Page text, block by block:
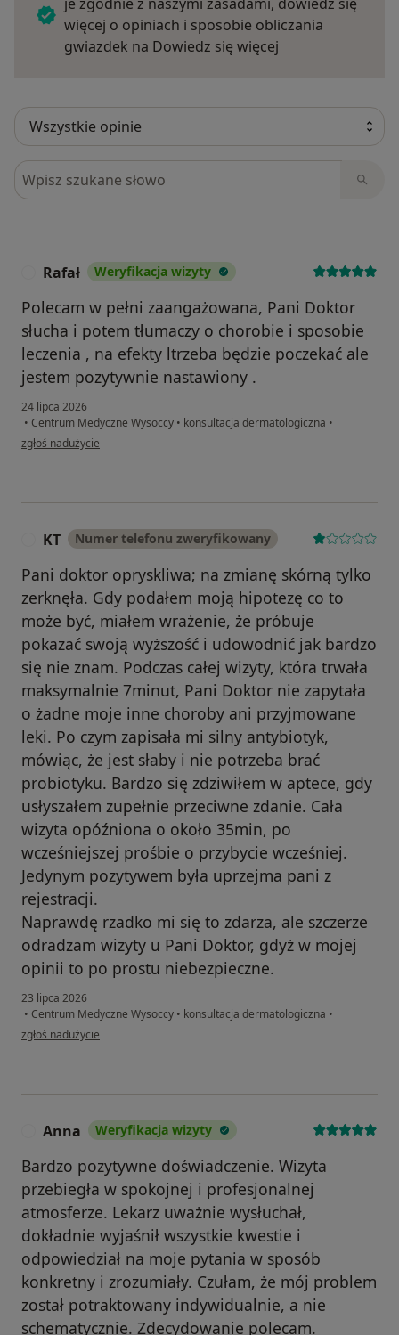
je zgodnie z naszymi zasadami, dowiedz się
więcej o opiniach i sposobie obliczania
gwiazdek na Dowiedz się więcej
Szukaj w opiniach
Rafał Weryfikacja wizyty
Polecam w pełni zaangażowana, Pani Doktor
słucha i potem tłumaczy o chorobie i sposobie
leczenia , na efekty ltrzeba będzie poczekać ale
jestem pozytywnie nastawiony .
24 lipca 2026
• Centrum Medyczne Wysoccy • konsultacja dermatologiczna •
w opinii użytkownika Rafał
zgłoś nadużycie
KT Numer telefonu zweryfikowany
Pani doktor opryskliwa; na zmianę skórną tylko
zerknęła. Gdy podałem moją hipotezę co to
może być, miałem wrażenie, że próbuje
pokazać swoją wyższość i udowodnić jak bardzo
się nie znam. Podczas całej wizyty, która trwała
maksymalnie 7minut, Pani Doktor nie zapytała
o żadne moje inne choroby ani przyjmowane
leki. Po czym zapisała mi silny antybiotyk,
mówiąc, że jest słaby i nie potrzeba brać
probiotyku. Bardzo się zdziwiłem w aptece, gdy
usłyszałem zupełnie przeciwne zdanie. Cała
wizyta opóźniona o około 35min, po
wcześniejszej prośbie o przybycie wcześniej.
Jedynym pozytywem była uprzejma pani z
rejestracji.
Naprawdę rzadko mi się to zdarza, ale szczerze
odradzam wizyty u Pani Doktor, gdyż w mojej
opinii to po prostu niebezpieczne.
23 lipca 2026
• Centrum Medyczne Wysoccy • konsultacja dermatologiczna •
w opinii użytkownika KT
zgłoś nadużycie
Anna Weryfikacja wizyty
Bardzo pozytywne doświadczenie. Wizyta
przebiegła w spokojnej i profesjonalnej
atmosferze. Lekarz uważnie wysłuchał,
dokładnie wyjaśnił wszystkie kwestie i
odpowiedział na moje pytania w sposób
konkretny i zrozumiały. Czułam, że mój problem
został potraktowany indywidualnie, a nie
schematycznie. Zdecydowanie polecam.